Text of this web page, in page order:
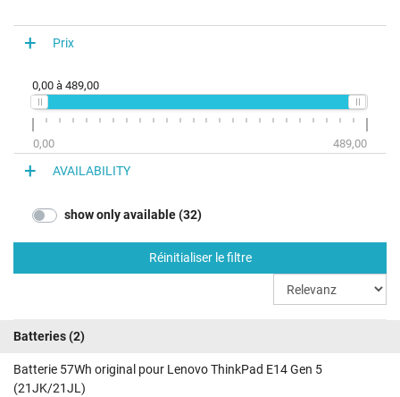
Prix
0,00 à 489,00
0,00 489,00
AVAILABILITY
show only available (32)
Réinitialiser le filtre
Batteries(2)
Batterie 57Wh original pour Lenovo ThinkPad E14 Gen 5
(21JK/21JL)